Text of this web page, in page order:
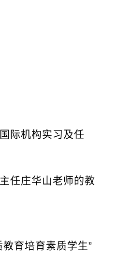
际机构实习及任
任庄华山老师的教
育培育素质学生”